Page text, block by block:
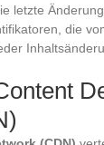
letzte
die